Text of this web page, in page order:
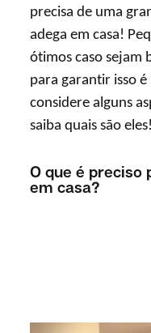
precisa de uma
adega em casa!
ótimos caso sejam
para garantir isso é
considere alguns
saiba quais são eles!
O que é preciso
em casa?